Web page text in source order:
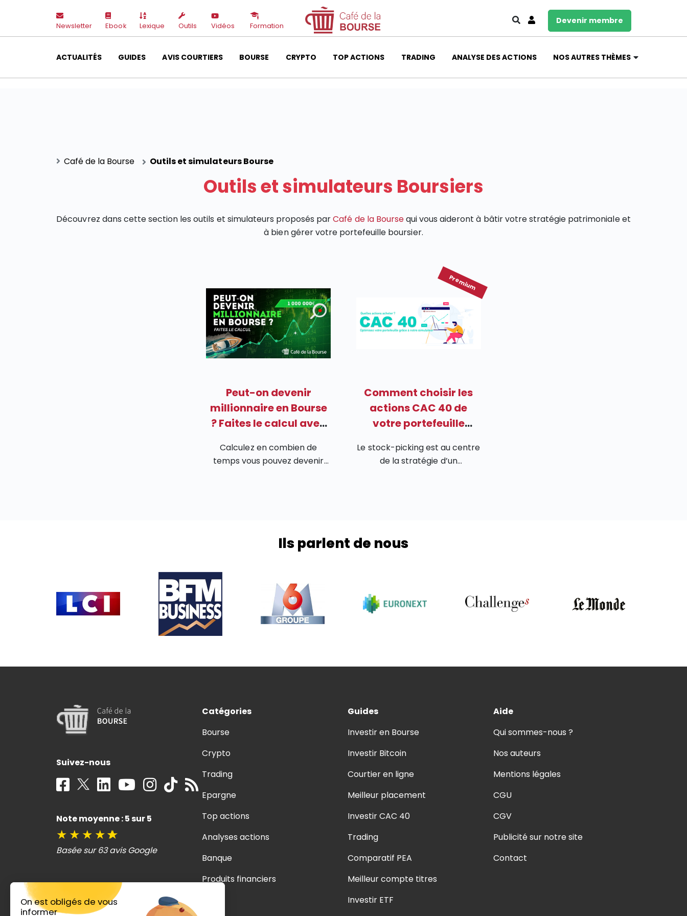
On est obligés de vous
informer
Newsletter Ebook Lexique Outils Vidéos Formation
Devenir membre
ACTUALITÉS GUIDES AVIS COURTIERS BOURSE CRYPTO TOP ACTIONS TRADING ANALYSE DES ACTIONS NOS AUTRES THÈMES
Café de la Bourse Outils et simulateurs Bourse
Outils et simulateurs Boursiers
Découvrez dans cette section les outils et simulateurs proposés parCafé de la Boursequi vous aideront à bâtir votre stratégie patrimoniale et
à bien gérer votre portefeuille boursier.
Peut-on devenir
millionnaire en Bourse
? Faites le calcul avec
gratuit
Calculez en combien de
temps vous pouvez devenir
Premium
Comment choisir les
actions CAC 40 de
votre portefeuille
Le stock-picking est au centre
de la stratégie d’un
Ils parlent de nous
Suivez-nous
Note moyenne : 5 sur 5
★ ★ ★ ★★
Basée sur 63 avis Google
Catégories
Bourse
Crypto
Trading
Epargne
Top actions
Analyses actions
Banque
Produits financiers
Guides
Investir en Bourse
Investir Bitcoin
Courtier en ligne
Meilleur placement
Investir CAC 40
Trading
Comparatif PEA
Meilleur compte titres
Investir ETF
Aide
Qui sommes-nous ?
Nos auteurs
Mentions légales
CGU
CGV
Publicité sur notre site
Contact